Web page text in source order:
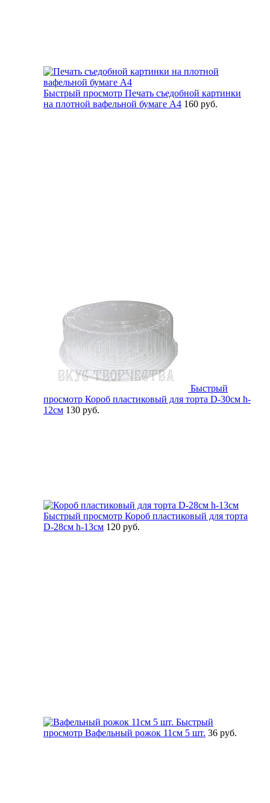
Быстрый просмотр Печать съедобной картинки
на плотной вафельной бумаге А4 160 руб.
Быстрый
просмотр Короб пластиковый для торта D-30см h-
12см 130 руб.
Быстрый просмотр Короб пластиковый для торта
D-28см h-13см 120 руб.
Быстрый
просмотр Вафельный рожок 11см 5 шт. 36 руб.